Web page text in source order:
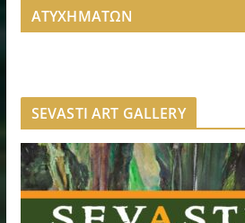
ΑΤΥΧΗΜΑΤΩΝ
SEVASTI ART GALLERY